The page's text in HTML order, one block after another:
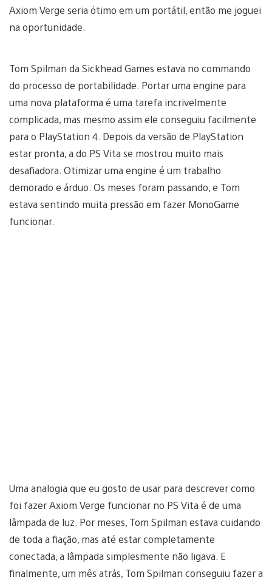
Axiom Verge seria ótimo em um portátil, então me joguei
na oportunidade.
Tom Spilman da Sickhead Games estava no commando
do processo de portabilidade. Portar uma engine para
uma nova plataforma é uma tarefa incrivelmente
complicada, mas mesmo assim ele conseguiu facilmente
para o PlayStation 4. Depois da versão de PlayStation
estar pronta, a do PS Vita se mostrou muito mais
desafiadora. Otimizar uma engine é um trabalho
demorado e árduo. Os meses foram passando, e Tom
estava sentindo muita pressão em fazer MonoGame
funcionar.
Uma analogia que eu gosto de usar para descrever como
foi fazer Axiom Verge funcionar no PS Vita é de uma
lâmpada de luz. Por meses, Tom Spilman estava cuidando
de toda a fiação, mas até estar completamente
conectada, a lâmpada simplesmente não ligava. E
finalmente, um mês atrás, Tom Spilman conseguiu fazer a